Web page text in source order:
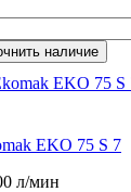
наличие
EKO 75 S 7
л/мин